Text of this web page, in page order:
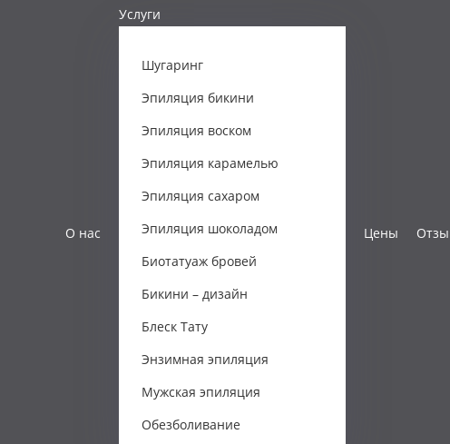
О нас
Услуги
Шугаринг
Эпиляция бикини
Эпиляция воском
Эпиляция карамелью
Эпиляция сахаром
Эпиляция шоколадом
Биотатуаж бровей
Бикини – дизайн
Блеск Тату
Энзимная эпиляция
Мужская эпиляция
Обезболивание
Цены